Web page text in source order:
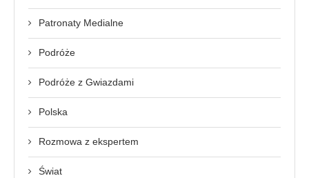
Patronaty Medialne
Podróże
Podróże z Gwiazdami
Polska
Rozmowa z ekspertem
Świat